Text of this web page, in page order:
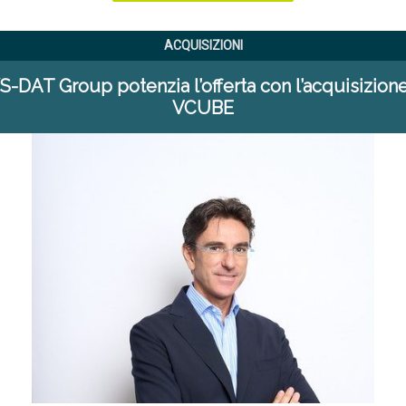
ACQUISIZIONI
DAT Group potenzia l’offerta con
VCUBE